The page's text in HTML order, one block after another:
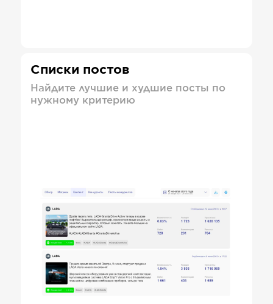
Списки постов
Найдите лучшие и худшие посты по
нужному критерию